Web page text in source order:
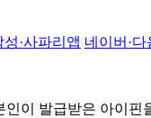
성·사파리앱 네이버·다
인이 발급받은 아이핀